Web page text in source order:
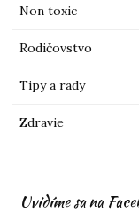
Non toxic
Rodičovstvo
Tipy a rady
Zdravie
Uvidíme sa na